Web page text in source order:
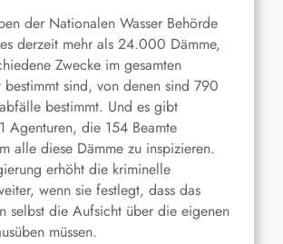
der Nationalen Wasser Behörde
derzeit mehr als 24.000 Dämme,
Zwecke im gesamten
bestimmt sind, von denen sind 790
bestimmt. Und es gibt
Agenturen, die 154 Beamte
alle diese Dämme zu inspizieren.
erhöht die kriminelle
wenn sie festlegt, dass das
selbst die Aufsicht über die eigenen
müssen.